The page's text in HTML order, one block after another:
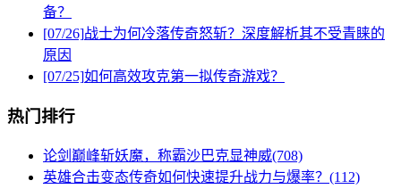
备？
[07/26]战士为何冷落传奇怒斩？深度解析其不受青睐的
原因
[07/25]如何高效攻克第一拟传奇游戏？
热门排行
论剑巅峰斩妖魔，称霸沙巴克显神威(708)
英雄合击变态传奇如何快速提升战力与爆率？(112)